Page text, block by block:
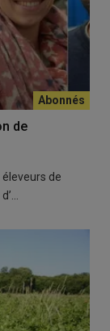
de
éleveurs de